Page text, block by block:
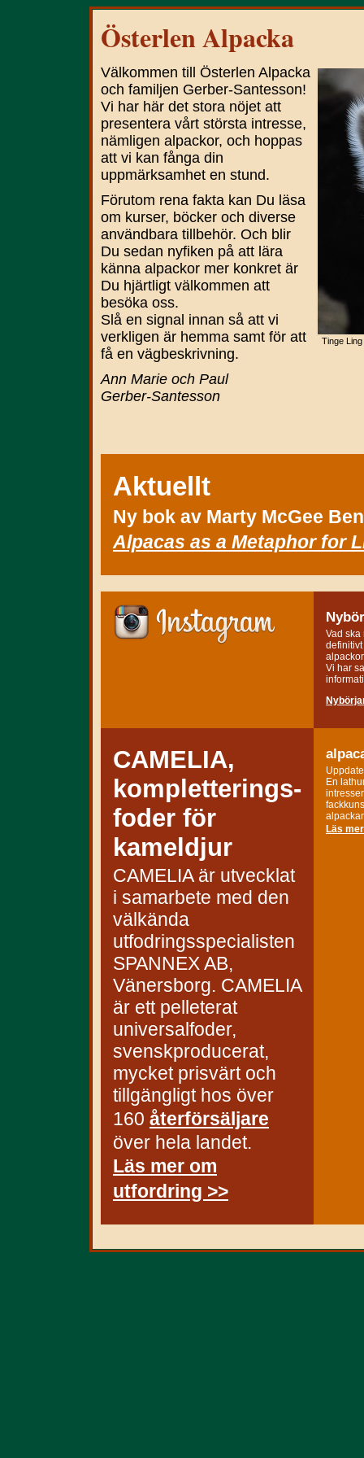
Österlen Alpacka
Tinge
Välkommen till Österlen Alpacka
och familjen Gerber-Santesson!
Vi har här det stora nöjet att
presentera vårt största intresse,
nämligen alpackor, och hoppas
att vi kan fånga din
uppmärksamhet en stund.
Förutom rena fakta kan Du läsa
om kurser, böcker och diverse
användbara tillbehör. Och blir
Du sedan nyfiken på att lära
känna alpackor mer konkret är
Du hjärtligt välkommen att
besöka oss.
Slå en signal innan så att vi
verkligen är hemma samt för att
få en vägbeskrivning.
Ann Marie och Paul
Gerber-Santesson
Aktuellt
Ny bok av Marty McGee
Alpacas as a Metaphor for
Vad ska
Vi har
CAMELIA,
kompletterings-
foder för
kameldjur
CAMELIA är utvecklat
i samarbete med den
välkända
utfodringsspecialisten
SPANNEX AB,
Vänersborg. CAMELIA
är ett pelleterat
universalfoder,
svenskproducerat,
mycket prisvärt och
tillgängligt hos över
160 återförsäljare
över hela landet.
Läs mer om
utfordring >>
En
Läs